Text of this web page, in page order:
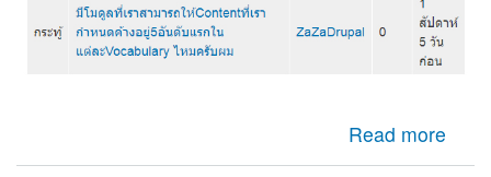
Read more
about ในหน้าUser Profile ให้แสดงว่ามีโพสเนื้อหาไหนบ้าง
ที่ได้เขียน(ตามรูปแนบ)